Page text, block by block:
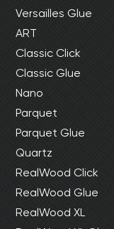
Versailles Glue
ART
Classic Click
Classic Glue
Nano
Parquet
Parquet Glue
Quartz
RealWood Click
RealWood Glue
RealWood XL